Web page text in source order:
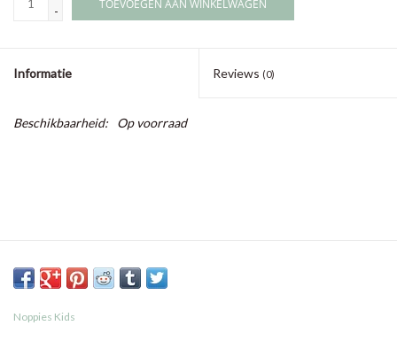
-
TOEVOEGEN AAN WINKELWAGEN
Informatie Reviews (0)
Beschikbaarheid: Op voorraad
Noppies Kids